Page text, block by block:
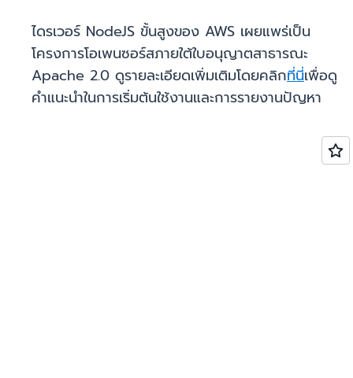
ไดรเวอร์ NodeJS ขั้นสูงของ AWS เผยแพร่เป็น
โครงการโอเพนซอร์สภายใต้ใบอนุญาตสาธารณะ
Apache 2.0 ดูรายละเอียดเพิ่มเติมโดยคลิกที่นี่เพื่อดู
คำแนะนำในการเริ่มต้นใช้งานและการรายงานปัญหา